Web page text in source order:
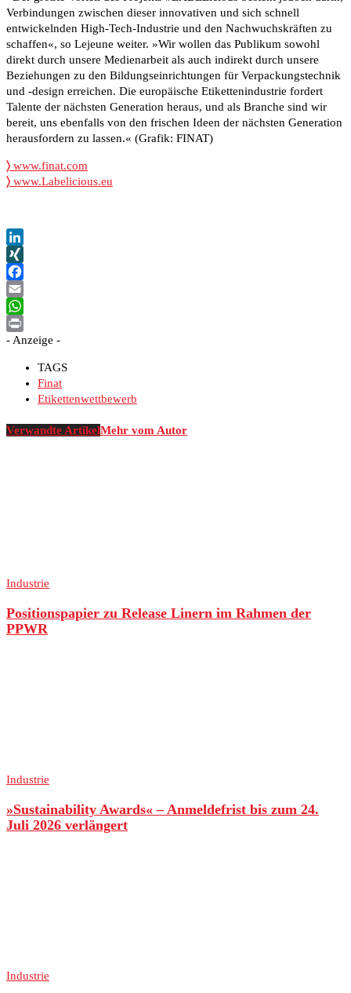
Verbindungen zwischen dieser innovativen und sich schnell
entwickelnden High-Tech-Industrie und den Nachwuchskräften zu
schaffen«, so Lejeune weiter. »Wir wollen das Publikum sowohl
direkt durch unsere Medienarbeit als auch indirekt durch unsere
Beziehungen zu den Bildungseinrichtungen für Verpackungstechnik
und -design erreichen. Die europäische Etikettenindustrie fordert
Talente der nächsten Generation heraus, und als Branche sind wir
bereit, uns ebenfalls von den frischen Ideen der nächsten Generation
herausfordern zu lassen.« (Grafik: FINAT)
〉 www.finat.com
〉 www.Labelicious.eu
LinkedIn
XING
Facebook
Email
WhatsApp
Print
- Anzeige -
TAGS
Finat
Etikettenwettbewerb
Verwandte ArtikelMehr vom Autor
Industrie
Positionspapier zu Release Linern im Rahmen der
PPWR
Industrie
»Sustainability Awards« – Anmeldefrist bis zum 24.
Juli 2026 verlängert
Industrie